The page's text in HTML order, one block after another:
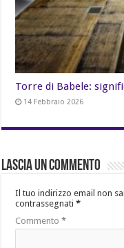
Torre di Babele:
14 Febbraio 2026
Lascia un commento
Il tuo indirizzo email non
contrassegnati*
Commento*